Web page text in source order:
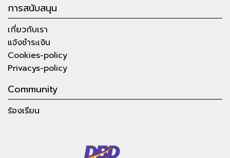
การสนับสนุน
เกี่ยวกับเรา
แจ้งชำระเงิน
Cookies-policy
Privacys-policy
Community
ร้องเรียน